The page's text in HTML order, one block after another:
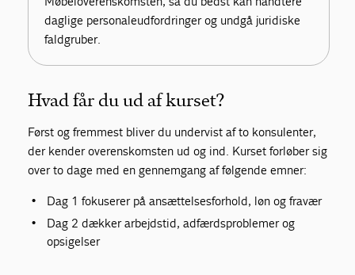
daglige personaleudfordringer og undgå juridiske
faldgruber.
Hvad får du ud af kurset?
Først og fremmest bliver du undervist af to konsulenter,
der kender overenskomsten ud og ind. Kurset forløber sig
over to dage med en gennemgang af følgende emner:
Dag 1 fokuserer på ansættelsesforhold, løn og fravær
Dag 2 dækker arbejdstid, adfærdsproblemer og
opsigelser